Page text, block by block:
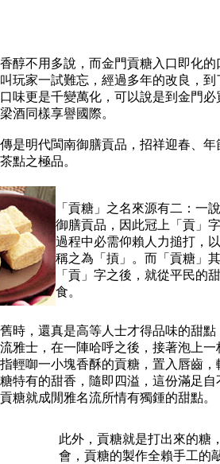
醇不用多說，而金門貢糖入口即化的
玩家一試難忘，經過多年的改良，到
味更是千變萬化，可以說是到金門必
酒同樣享譽國際。
傳是明代閩南御膳貢品，招祥迎春、年
點之極品。
「貢糖」之名來源有二：一
御膳貢品，因此冠上「貢」
過程中必需仰賴人力搥打，
稱之為「摃」。而「貢糖」
「貢」字之後，就從平民的
食。
舊時，還真是高等人士才得品味的甜點
雅士，在一陣哈呼之後，接著泡上一
輕啣一小塊香酥的貢糖，置入唇齒，
特有的甜香，隨即四溢，這份滿足自
糖就成閒雅名流所情有獨鍾的甜點。
此外，貢糖就是打出來的糖
會，貢糖的製作全賴手工的